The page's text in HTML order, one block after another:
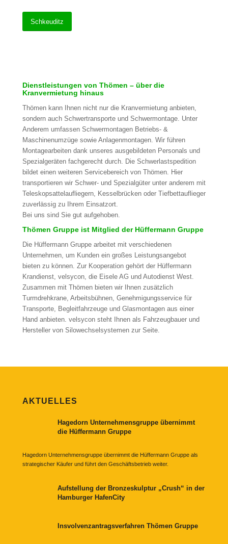
Schkeuditz
Dienstleistungen von Thömen – über die
Kranvermietung hinaus
Thömen kann Ihnen nicht nur die Kranvermietung anbieten,
sondern auch Schwertransporte und Schwermontage. Unter
Anderem umfassen Schwermontagen Betriebs- &
Maschinenumzüge sowie Anlagenmontagen. Wir führen
Montagearbeiten dank unseres ausgebildeten Personals und
Spezialgeräten fachgerecht durch. Die Schwerlastspedition
bildet einen weiteren Servicebereich von Thömen. Hier
transportieren wir Schwer- und Spezialgüter unter anderem mit
Teleskopsattelaufliegern, Kesselbrücken oder Tiefbettauflieger
zuverlässig zu Ihrem Einsatzort.
Bei uns sind Sie gut aufgehoben.
Thömen Gruppe ist Mitglied der Hüffermann Gruppe
Die Hüffermann Gruppe arbeitet mit verschiedenen
Unternehmen, um Kunden ein großes Leistungsangebot
bieten zu können. Zur Kooperation gehört der Hüffermann
Krandienst, velsycon, die Eisele AG und Autodienst West.
Zusammen mit Thömen bieten wir Ihnen zusätzlich
Turmdrehkrane, Arbeitsbühnen, Genehmigungsservice für
Transporte, Begleitfahrzeuge und Glasmontagen aus einer
Hand anbieten. velsycon steht Ihnen als Fahrzeugbauer und
Hersteller von Silowechselsystemen zur Seite.
AKTUELLES
Hagedorn Unternehmensgruppe übernimmt
die Hüffermann Gruppe
Hagedorn Unternehmensgruppe übernimmt die Hüffermann Gruppe als
strategischer Käufer und führt den Geschäftsbetrieb weiter.
Aufstellung der Bronzeskulptur „Crush“ in der
Hamburger HafenCity
Insvolvenzantragsverfahren Thömen Gruppe